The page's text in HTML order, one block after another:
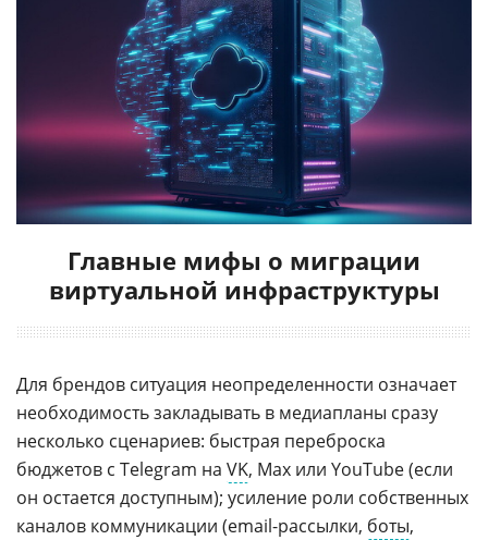
Главные мифы о миграции
виртуальной инфраструктуры
Для брендов ситуация неопределенности означает
необходимость закладывать в медиапланы сразу
несколько сценариев: быстрая переброска
бюджетов с Telegram на VK, Max или YouTube (если
он остается доступным); усиление роли собственных
каналов коммуникации (email-рассылки, боты,